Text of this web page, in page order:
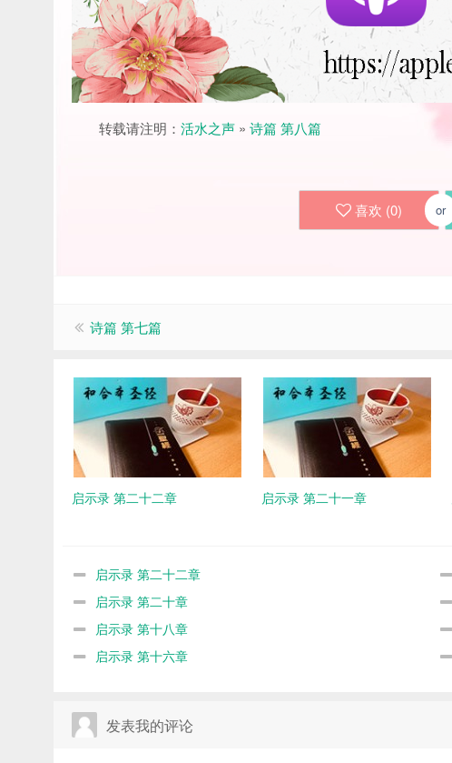
转载请注明： 活水之声 » 诗篇 第八篇
喜欢 (0) or
诗篇 第七篇
启示录 第二十二章 启示录 第二十一章
启示录 第二十二章
启示录 第二十章
启示录 第十八章
启示录 第十六章
发表我的评论